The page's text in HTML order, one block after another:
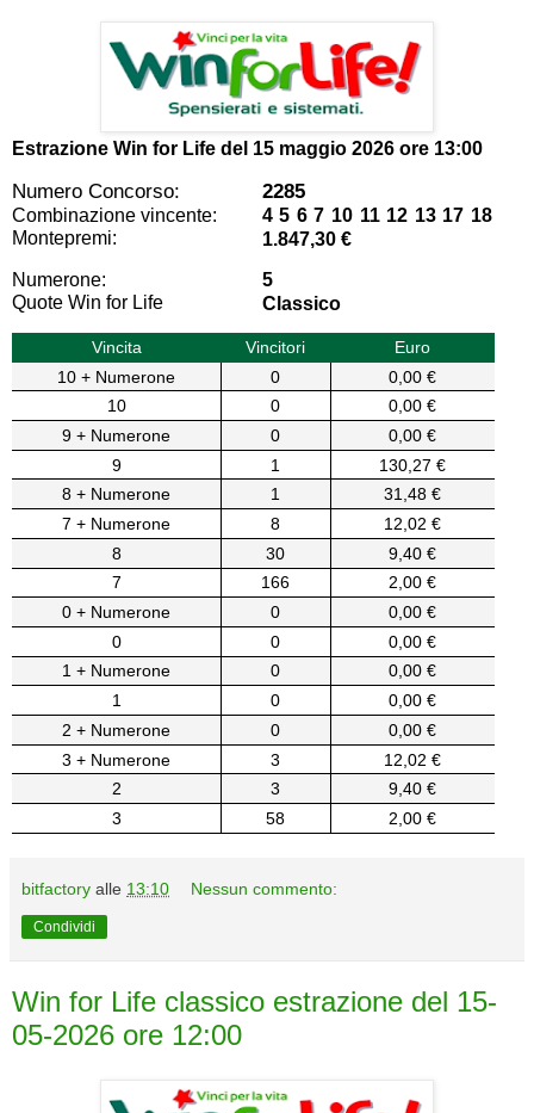
Estrazione Win for Life del 15 maggio 2026 ore 13:00
Numero Concorso: 2285
Combinazione vincente:
4 5 6 7 10 11 12 13 17 18
Montepremi:
1.847,30 €
Numerone:
5
Quote Win for Life
Classico
Vincita Vincitori
Euro
10 + Numerone
0
0,00 €
10
0
0,00 €
9 + Numerone
0
0,00 €
9
1
130,27 €
8 + Numerone
1
31,48 €
7 + Numerone
8
12,02 €
8
30
9,40 €
7
166
2,00 €
0 + Numerone
0
0,00 €
0
0
0,00 €
1 + Numerone
0
0,00 €
1
0
0,00 €
2 + Numerone
0
0,00 €
3 + Numerone
3
12,02 €
2
3
9,40 €
3
58 2,00 €
bitfactory alle 13:10 Nessun commento:
Condividi
Win for Life classico estrazione del 15-
05-2026 ore 12:00